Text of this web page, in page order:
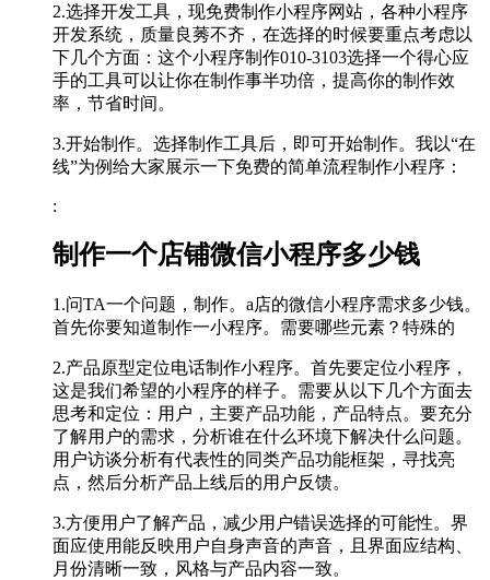
2.选择开发工具，现免费制作小程序网站，各种小程序
开发系统，质量良莠不齐，在选择的时候要重点考虑以
下几个方面：这个小程序制作010-3103选择一个得心应
手的工具可以让你在制作事半功倍，提高你的制作效
率，节省时间。
3.开始制作。选择制作工具后，即可开始制作。我以“在
线”为例给大家展示一下免费的简单流程制作小程序：
:
制作一个店铺微信小程序多少钱
1.问TA一个问题，制作。a店的微信小程序需求多少钱。
首先你要知道制作一小程序。需要哪些元素？特殊的
2.产品原型定位电话制作小程序。首先要定位小程序，
这是我们希望的小程序的样子。需要从以下几个方面去
思考和定位：用户，主要产品功能，产品特点。要充分
了解用户的需求，分析谁在什么环境下解决什么问题。
用户访谈分析有代表性的同类产品功能框架，寻找亮
点，然后分析产品上线后的用户反馈。
3.方便用户了解产品，减少用户错误选择的可能性。界
面应使用能反映用户自身声音的声音，且界面应结构、
月份清晰一致，风格与产品内容一致。